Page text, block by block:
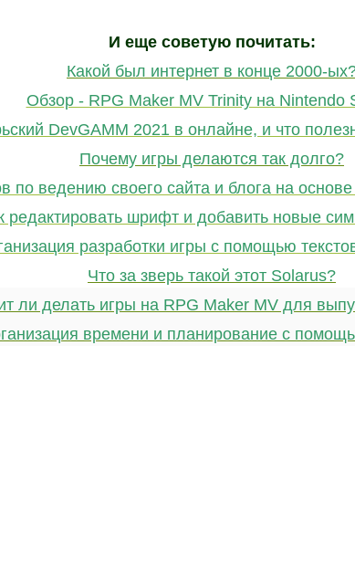
И еще советую почитать:
Какой был интернет в конце 2000-
Обзор - RPG Maker MV Trinity на Nintendo
DevGAMM 2021 в онлайне, и что
Почему игры делаются так долго?
по ведению своего сайта и блога на
редактировать шрифт и добавить новые
разработки игры с помощью
Что за зверь такой этот Solarus?
ли делать игры на RPG Maker MV для
времени и планирование с